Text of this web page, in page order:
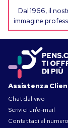
Dal 1966, il
immagine
Assistenza
Chat dal vivo
Scrivici un’e-mail
Contattaci al